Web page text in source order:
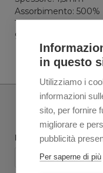
in questo
Utilizziamo i
informazioni
sito, per fornire
migliorare e
pubblicità
Per saperne di più
Assorbimento: 500%
Test resistenza: oltre
95°
Richiedi
Nome e Cognome